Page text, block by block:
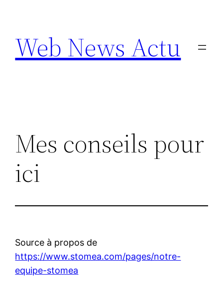
contenu
Web News Actu
Mes conseils pour
ici
Source à propos de
https://www.stomea.com/pages/notre-
equipe-stomea